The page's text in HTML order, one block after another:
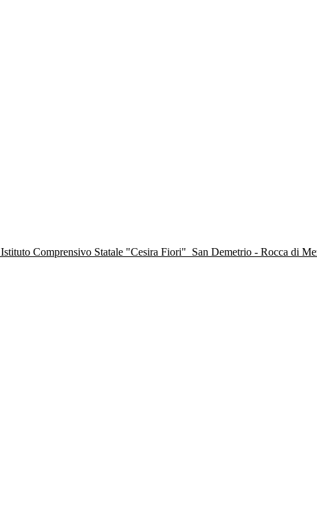
Istituto Comprensivo Statale "Cesira Fiori" San Demetrio - Rocca di